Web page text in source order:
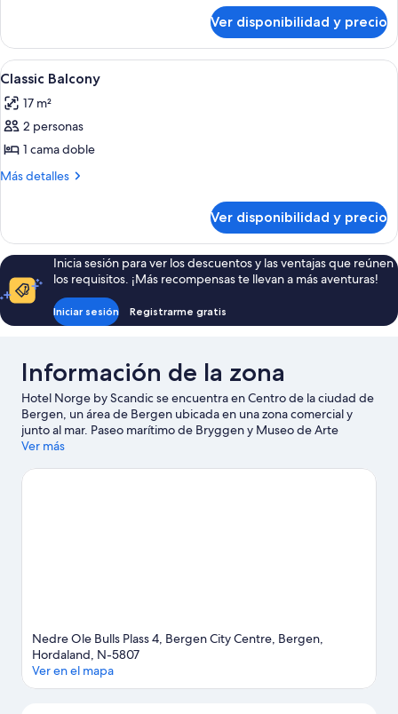
Ver disponibilidad y precio
Ver
todas
las
fotos
de
Classic
Una habitación de hotel moderna
6
Classic Balcony
17 m²
2 personas
1 cama doble
Más detalles
Más
Balcony
Ver disponibilidad y precio
Inicia sesión para ver los descuentos y las ventajas que reúnen
los requisitos. ¡Más recompensas te llevan a más aventuras!
Iniciar sesión Registrarme gratis
Información de la zona
Hotel Norge by Scandic se encuentra en Centro de la ciudad de
Bergen, un área de Bergen ubicada en una zona comercial y
junto al mar. Paseo marítimo de Bryggen y Museo de Arte
Decorativo del Oeste de Noruega son lugares culturales
Bergen Kunsthall y Colecciones de Historia Natural. ¿Quieres
Ver más
Nedre Ole Bulls Plass 4, Bergen City Centre, Bergen,
Hordaland, N-5807
Ver en el mapa